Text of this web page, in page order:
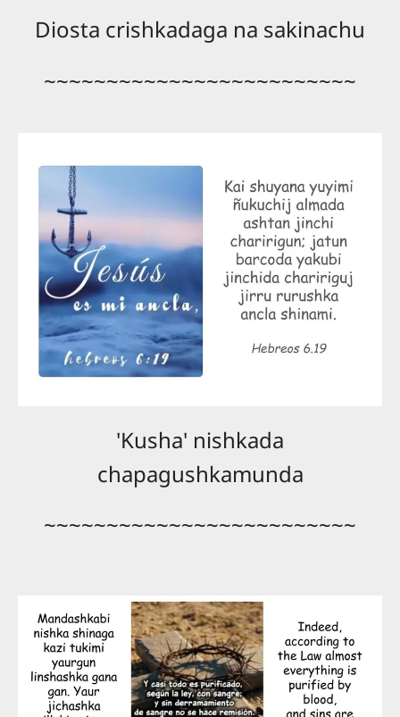
Diosta crishkadaga na sakinachu
~~~~~~~~~~~~~~~~~~~~~~~~~
'Kusha' nishkada
chapagushkamunda
~~~~~~~~~~~~~~~~~~~~~~~~~